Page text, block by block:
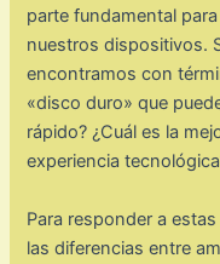
parte fundamental
nuestros dispositivos.
encontramos con
«disco duro» que
rápido? ¿Cuál es la
experiencia
Para responder a
las diferencias entre